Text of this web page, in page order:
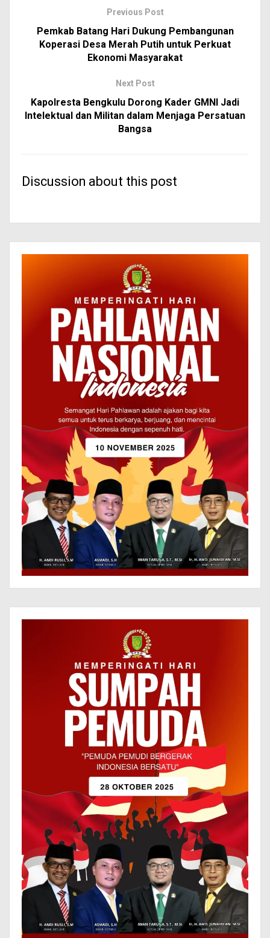
Previous Post
Pemkab Batang Hari Dukung Pembangunan
Koperasi Desa Merah Putih untuk Perkuat
Ekonomi Masyarakat
Next Post
Kapolresta Bengkulu Dorong Kader GMNI Jadi
Intelektual dan Militan dalam Menjaga Persatuan
Bangsa
Discussion about this post